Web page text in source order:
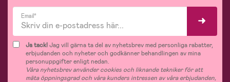
Email*
Ja tack!Jag vill gärna ta del av nyhetsbrev med personliga rabatter,
erbjudanden och nyheter och godkänner behandlingen av mina
personuppgifter enligt nedan.
Våra nyhetsbrev använder cookies och liknande tekniker för att
mäta öppningsgrad och våra kunders intressen av våra erbjudanden,